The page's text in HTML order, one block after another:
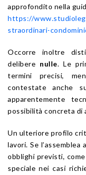
approfondito nella
https://
straordinari-
Occorre inoltre
delibere nulle. Le
termini precisi,
contestate anche
apparentemente
possibilità concreta di
Un ulteriore profilo
lavori. Se
obblighi previsti,
speciale nei casi